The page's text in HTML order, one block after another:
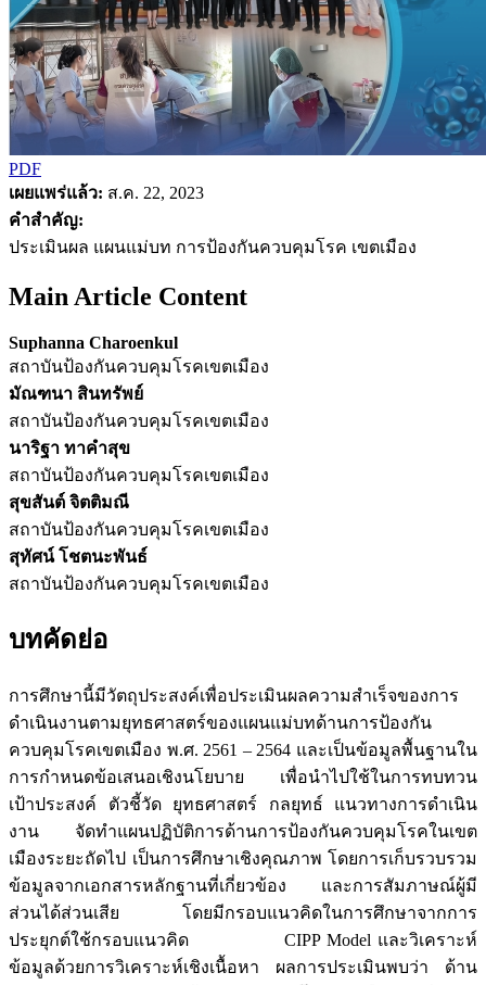
PDF
เผยแพร่แล้ว: ส.ค. 22, 2023
คำสำคัญ:
ประเมินผล แผนแม่บท การป้องกันควบคุมโรค เขตเมือง
Main Article Content
Suphanna Charoenkul
สถาบันป้องกันควบคุมโรคเขตเมือง
มัณฑนา สินทรัพย์
สถาบันป้องกันควบคุมโรคเขตเมือง
นาริฐา ทาคำสุข
สถาบันป้องกันควบคุมโรคเขตเมือง
สุขสันต์ จิตติมณี
สถาบันป้องกันควบคุมโรคเขตเมือง
สุทัศน์ โชตนะพันธ์
สถาบันป้องกันควบคุมโรคเขตเมือง
บทคัดย่อ
การศึกษานี้มีวัตถุประสงค์เพื่อประเมินผลความสำเร็จของการ
ดำเนินงานตามยุทธศาสตร์ของแผนแม่บทด้านการป้องกัน
ควบคุมโรคเขตเมือง พ.ศ. 2561 – 2564 และเป็นข้อมูลพื้นฐานใน
การกำหนดข้อเสนอเชิงนโยบาย เพื่อนำไปใช้ในการทบทวน
เป้าประสงค์ ตัวชี้วัด ยุทธศาสตร์ กลยุทธ์ แนวทางการดำเนิน
งาน จัดทำแผนปฏิบัติการด้านการป้องกันควบคุมโรคในเขต
เมืองระยะถัดไป เป็นการศึกษาเชิงคุณภาพ โดยการเก็บรวบรวม
ข้อมูลจากเอกสารหลักฐานที่เกี่ยวข้อง และการสัมภาษณ์ผู้มี
ส่วนได้ส่วนเสีย โดยมีกรอบแนวคิดในการศึกษาจากการ
ประยุกต์ใช้กรอบแนวคิด CIPP Model และวิเคราะห์
ข้อมูลด้วยการวิเคราะห์เชิงเนื้อหา ผลการประเมินพบว่า ด้าน